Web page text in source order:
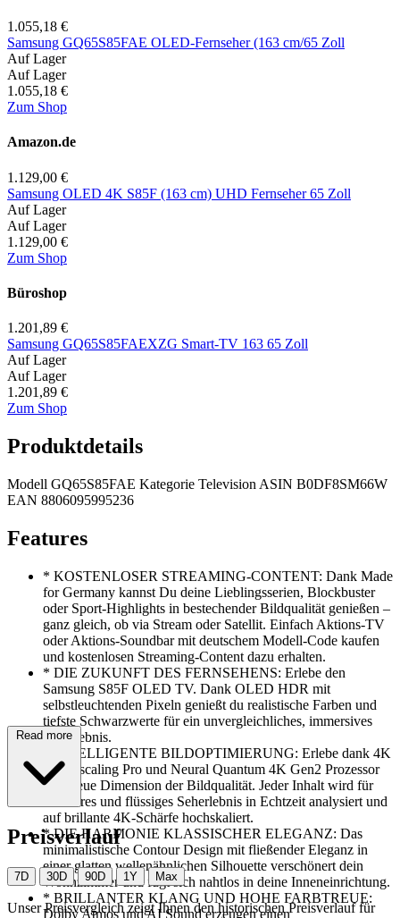
1.055,18 €
Samsung GQ65S85FAE OLED-Fernseher (163 cm/65 Zoll
Auf Lager
Auf Lager
1.055,18 €
Zum Shop
Amazon.de
1.129,00 €
Samsung OLED 4K S85F (163 cm) UHD Fernseher 65 Zoll
Auf Lager
Auf Lager
1.129,00 €
Zum Shop
Büroshop
1.201,89 €
Samsung GQ65S85FAEXZG Smart-TV 163 65 Zoll
Auf Lager
Auf Lager
1.201,89 €
Zum Shop
Produktdetails
Modell GQ65S85FAE Kategorie Television ASIN B0DF8SM66W
EAN 8806095995236
Features
* KOSTENLOSER STREAMING-CONTENT: Dank Made
for Germany kannst Du deine Lieblingsserien, Blockbuster
oder Sport-Highlights in bestechender Bildqualität genießen –
ganz gleich, ob via Stream oder Satellit. Einfach Aktions-TV
oder Aktions-Soundbar mit deutschem Modell-Code kaufen
und kostenlosen Streaming-Content dazu erhalten.
* DIE ZUKUNFT DES FERNSEHENS: Erlebe den
Samsung S85F OLED TV. Dank OLED HDR mit
selbstleuchtenden Pixeln genießt du realistische Farben und
tiefste Schwarzwerte für ein unvergleichliches, immersives
Seherlebnis.
INTELLIGENTE BILDOPTIMIERUNG: Erlebe dank 4K
AI Upscaling Pro und Neural Quantum 4K Gen2 Prozessor
eine neue Dimension der Bildqualität. Jeder Inhalt wird für
ein klares und flüssiges Seherlebnis in Echtzeit analysiert und
auf brillante 4K-Schärfe hochskaliert.
* DIE HARMONIE KLASSISCHER ELEGANZ: Das
minimalistische Contour Design mit fließender Eleganz in
einer glatten wellenähnlichen Silhouette verschönert dein
Wohnzimmer und fügt sich nahtlos in deine Inneneinrichtung.
* BRILLANTER KLANG UND HOHE FARBTREUE:
Dolby Atmos und AI Sound erzeugen einen
Read more
Preisverlauf
7D 30D 90D 1Y Max
Unser Preisvergleich zeigt Ihnen den historischen Preisverlauf für